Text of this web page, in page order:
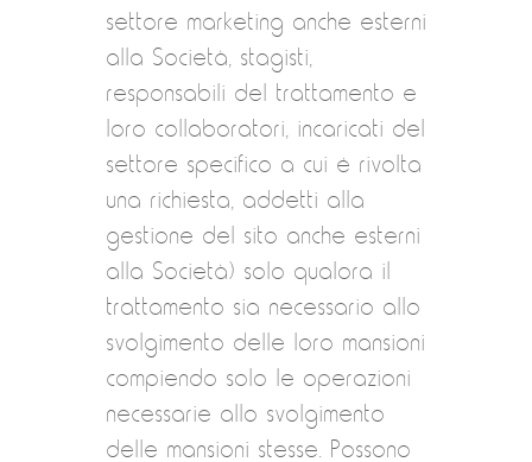
settore marketing anche esterni
alla Società, stagisti,
responsabili del trattamento e
loro collaboratori, incaricati del
settore specifico a cui è rivolta
una richiesta, addetti alla
gestione del sito anche esterni
alla Società) solo qualora il
trattamento sia necessario allo
svolgimento delle loro mansioni
compiendo solo le operazioni
necessarie allo svolgimento
delle mansioni stesse. Possono